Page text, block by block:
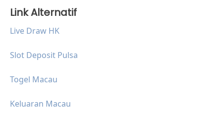
Link Alternatif
Live Draw HK
Slot Deposit Pulsa
Togel Macau
Keluaran Macau